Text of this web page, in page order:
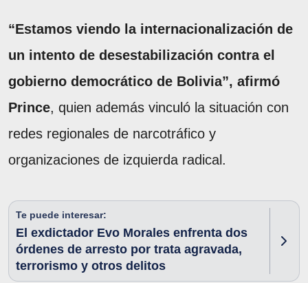
“Estamos viendo la internacionalización de
un intento de desestabilización contra el
gobierno democrático de Bolivia”, afirmó
Prince, quien además vinculó la situación con
redes regionales de narcotráfico y
organizaciones de izquierda radical.
Te puede interesar:
El exdictador Evo Morales enfrenta dos
órdenes de arresto por trata agravada,
terrorismo y otros delitos